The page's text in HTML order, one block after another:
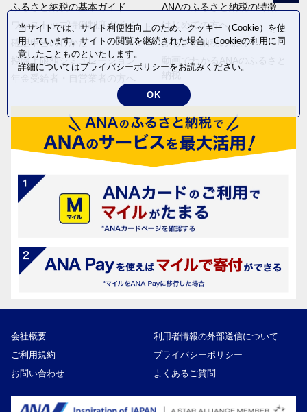
ふるさと納税の基本ガイド
ワンストップ特例制度ガイド
確定申告のしかた
控除上限額シミュレーション
ANAのふるさと納税の特徴
はじめての方へ
ふるさと納税の流れ
動画でわかるANAのふるさと
納税
会社概要
利用者情報の外部送信について
ご利用規約
プライバシーポリシー
お問い合わせ
よくあるご質問
当サイトでは、サイト利便性向上のため、クッキー（Cookie）を使
用しています。サイトの閲覧を継続された場合、Cookieの利用に同
意したことものといたします。
詳細についてはプライバシーポリシーをお読みください。
OK